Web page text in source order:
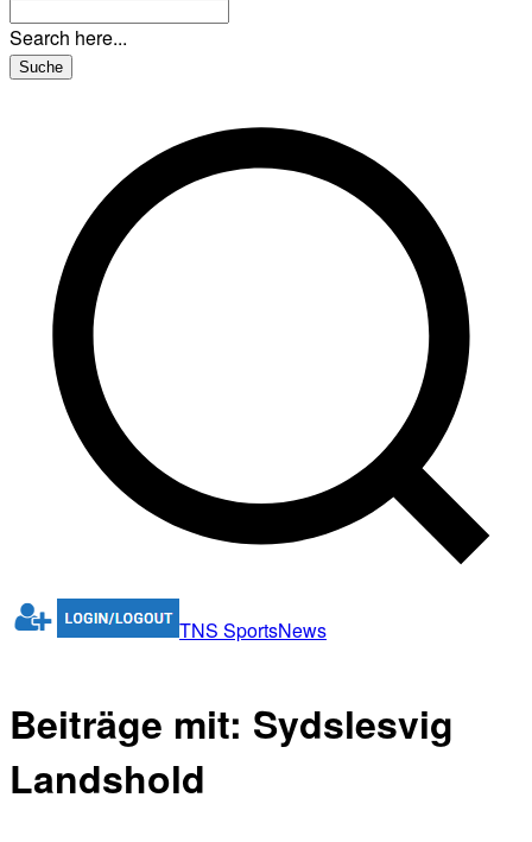
Search here...
Suche
TNS SportsNews
Beiträge mit: Sydslesvig
Landshold